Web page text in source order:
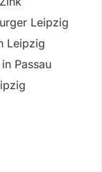
Leipzig
Leipzig
Passau